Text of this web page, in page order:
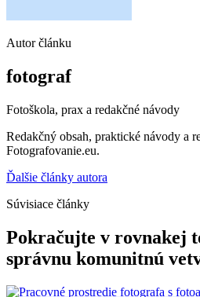
Autor článku
fotograf
Fotoškola, prax a redakčné návody
Redakčný obsah, praktické návody a
Fotografovanie.eu.
Ďalšie články autora
Súvisiace články
Pokračujte v rovnakej
správnu komunitnú